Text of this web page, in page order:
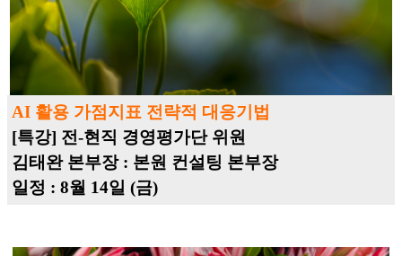
AI 활용 가점지표 전략적 대응기법
[특강] 전-현직 경영평가단 위원
김태완 본부장 : 본원 컨설팅 본부장
일정 : 8월 14일 (금)